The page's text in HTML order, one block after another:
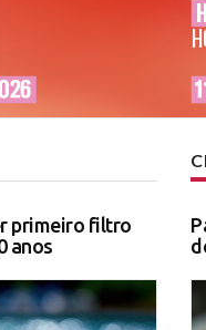
primeiro filtro
anos